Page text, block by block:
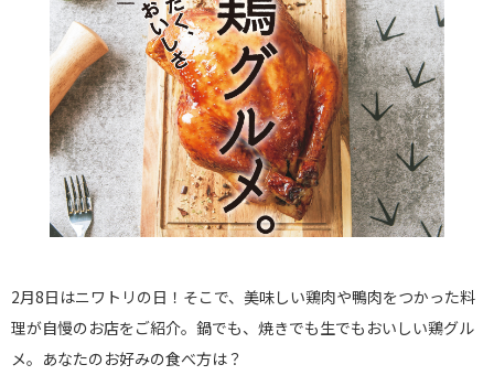
2月8日はニワトリの日！そこで、美味しい鶏肉や鴨肉をつかった料
理が自慢のお店をご紹介。鍋でも、焼きでも生でもおいしい鶏グル
メ。あなたのお好みの食べ方は？